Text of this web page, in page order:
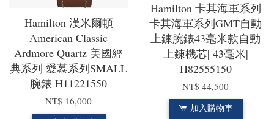
Hamilton 漢米爾頓
American Classic
Ardmore Quartz 美國經
典系列 愛慕系列SMALL
腕錶 H11221550
NT$ 16,000
Hamilton 卡其海軍系列
卡其海軍系列GMT自動
上鍊腕錶43毫米款自動
上鍊機芯| 43毫米|
H82555150
NT$ 44,500
加入購物車